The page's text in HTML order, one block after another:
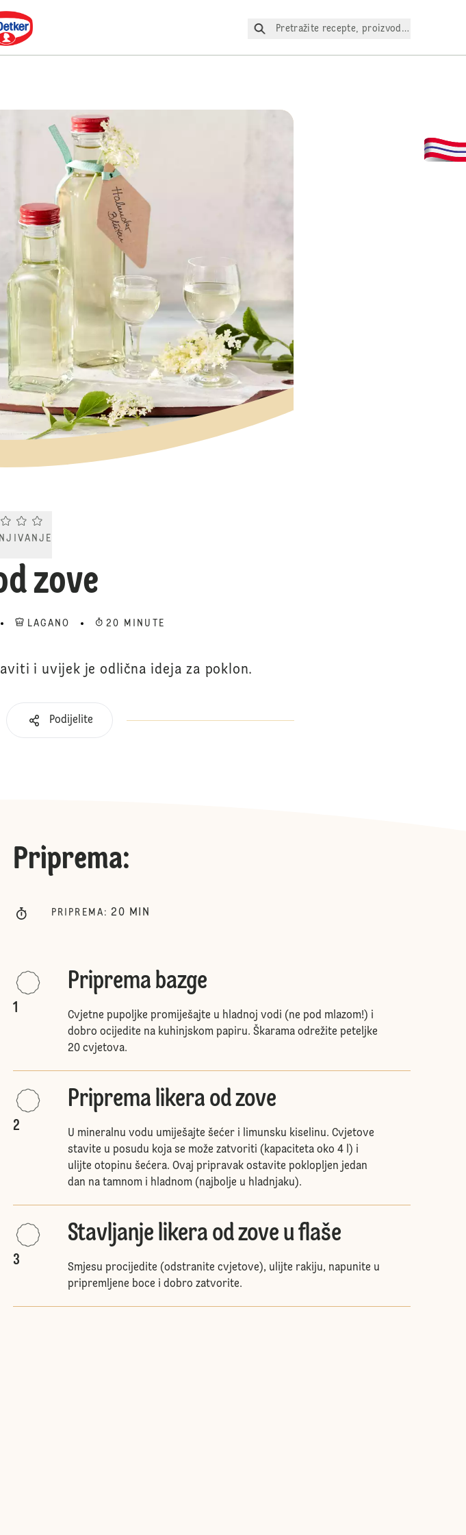
Dr. Oetker
Pretražite recepte, proizvode itd.
Current rating 0.0. Click to rate.
zove
LAGANO 20 MINUTE
i uvijek je odlična ideja za poklon.
Podijelite
Priprema:
PRIPREMA : 20 MIN
1
Priprema bazge
Cvjetne pupoljke promiješajte u hladnoj vodi (ne pod mlazom!) i
dobro ocijedite na kuhinjskom papiru. Škarama odrežite peteljke
20 cvjetova.
2
Priprema likera od zove
U mineralnu vodu umiješajte šećer i limunsku kiselinu. Cvjetove
stavite u posudu koja se može zatvoriti (kapaciteta oko 4 l) i
ulijte otopinu šećera. Ovaj pripravak ostavite poklopljen jedan
dan na tamnom i hladnom (najbolje u hladnjaku).
3
Stavljanje likera od zove u flaše
Smjesu procijedite (odstranite cvjetove), ulijte rakiju, napunite u
pripremljene boce i dobro zatvorite.